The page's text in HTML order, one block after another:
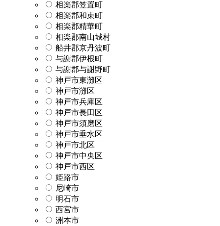
相楽郡笠置町
相楽郡和束町
相楽郡精華町
相楽郡南山城村
船井郡京丹波町
与謝郡伊根町
与謝郡与謝野町
神戸市東灘区
神戸市灘区
神戸市兵庫区
神戸市長田区
神戸市須磨区
神戸市垂水区
神戸市北区
神戸市中央区
神戸市西区
姫路市
尼崎市
明石市
西宮市
洲本市